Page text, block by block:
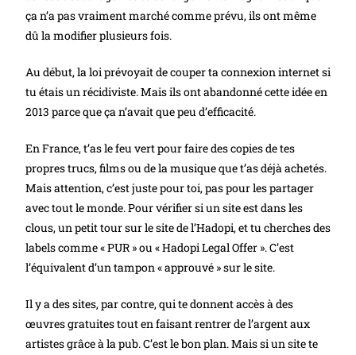
ça n’a pas vraiment marché comme prévu, ils ont même
dû la modifier plusieurs fois.
Au début, la loi prévoyait de couper ta connexion internet si
tu étais un récidiviste. Mais ils ont abandonné cette idée en
2013 parce que ça n’avait que peu d’efficacité.
En France, t’as le feu vert pour faire des copies de tes
propres trucs, films ou de la musique que t’as déjà achetés.
Mais attention, c’est juste pour toi, pas pour les partager
avec tout le monde. Pour vérifier si un site est dans les
clous, un petit tour sur le site de l’Hadopi, et tu cherches des
labels comme « PUR » ou « Hadopi Legal Offer ». C’est
l’équivalent d’un tampon « approuvé » sur le site.
Il y a des sites, par contre, qui te donnent accès à des
œuvres gratuites tout en faisant rentrer de l’argent aux
artistes grâce à la pub. C’est le bon plan. Mais si un site te